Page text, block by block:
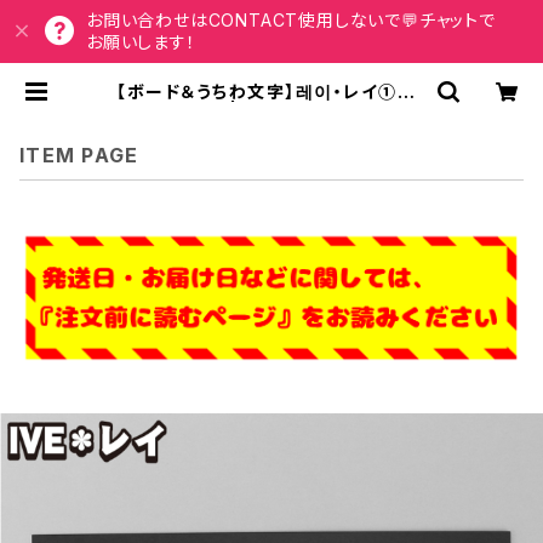
お問い合わせはCONTACT使用しないで💬チャットで
お願いします！
【ボード＆うちわ文字】레이・レイ①A4
ITEM PAGE